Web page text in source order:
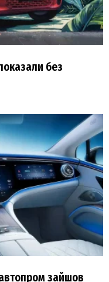
без
зайшов